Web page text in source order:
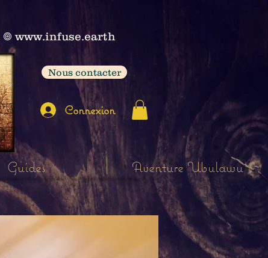
𖣠 www.infuse.earth
Nous contacter
Connexion
Guides Aventure Ubulawu